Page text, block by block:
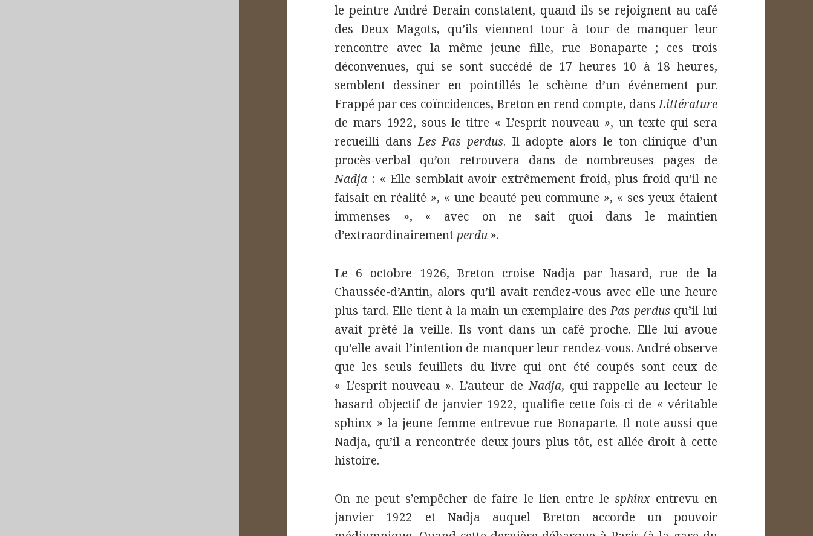
le peintre André Derain constatent, quand ils se rejoignent au café
des Deux Magots, qu’ils viennent tour à tour de manquer leur
rencontre avec la même jeune fille, rue Bonaparte ; ces trois
déconvenues, qui se sont succédé de 17 heures 10 à 18 heures,
semblent dessiner en pointillés le schème d’un événement pur.
Frappé par ces coïncidences, Breton en rend compte, dansLittérature
de mars 1922, sous le titre « L’esprit nouveau », un texte qui sera
recueilli dansLes Pas perdus. Il adopte alors le ton clinique d’un
procès-verbal qu’on retrouvera dans de nombreuses pages de
Nadja : « Elle semblait avoir extrêmement froid, plus froid qu’il ne
faisait en réalité », « une beauté peu commune », « ses yeux étaient
immenses », « avec on ne sait quoi dans le maintien
d’extraordinairement perdu ».
Le 6 octobre 1926, Breton croise Nadja par hasard, rue de la
Chaussée-d’Antin, alors qu’il avait rendez-vous avec elle une heure
plus tard. Elle tient à la main un exemplaire desPas perdusqu’il lui
avait prêté la veille. Ils vont dans un café proche. Elle lui avoue
qu’elle avait l’intention de manquer leur rendez-vous. André observe
que les seuls feuillets du livre qui ont été coupés sont ceux de
« L’esprit nouveau ». L’auteur de Nadja, qui rappelle au lecteur le
hasard objectif de janvier 1922, qualifie cette fois-ci de « véritable
sphinx » la jeune femme entrevue rue Bonaparte. Il note aussi que
Nadja, qu’il a rencontrée deux jours plus tôt, est allée droit à cette
histoire.
On ne peut s’empêcher de faire le lien entre le sphinxentrevu en
janvier 1922 et Nadja auquel Breton accorde un pouvoir